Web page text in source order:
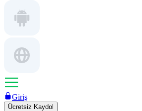
Giriş
Ücretsiz Kaydol